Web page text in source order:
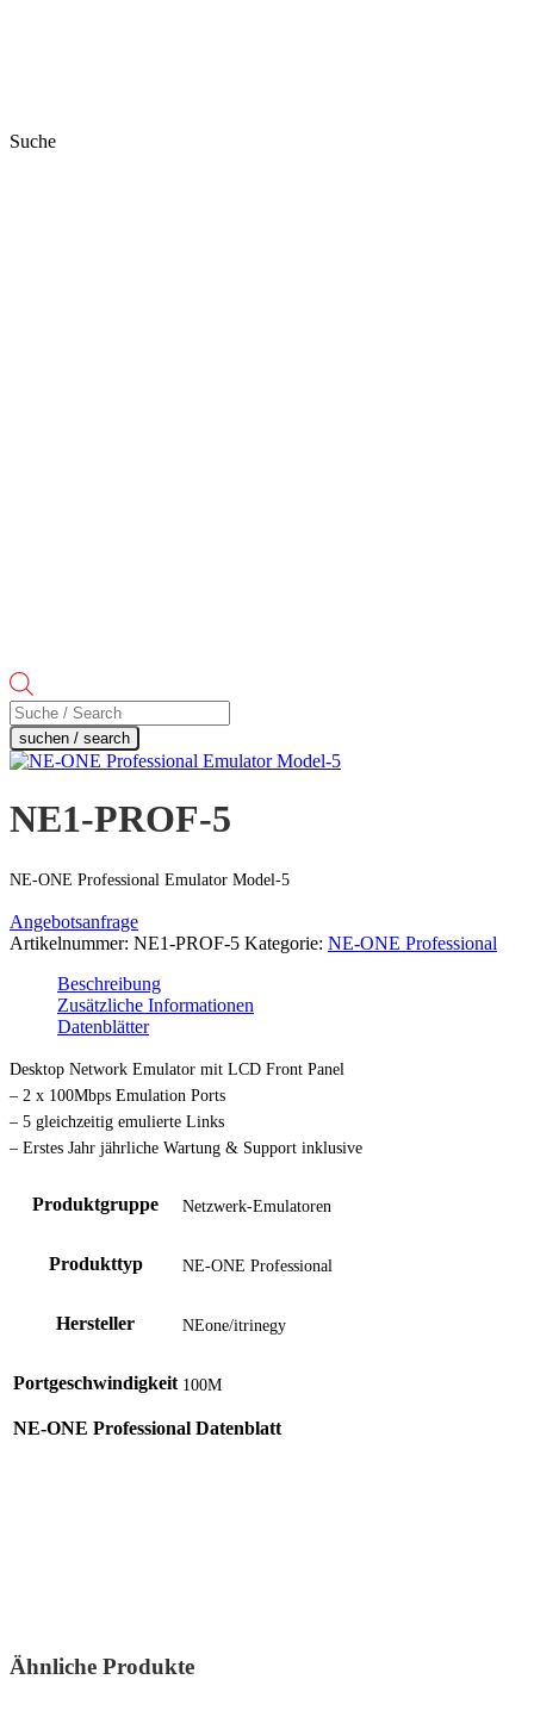
Suche
Products
search
suchen / search
NE1-PROF-5
NE-ONE Professional Emulator Model-5
Angebotsanfrage
Artikelnummer: NE1-PROF-5 Kategorie: NE-ONE Professional
Beschreibung
Zusätzliche Informationen
Datenblätter
Desktop Network Emulator mit LCD Front Panel
– 2 x 100Mbps Emulation Ports
– 5 gleichzeitig emulierte Links
– Erstes Jahr jährliche Wartung & Support inklusive
Produktgruppe Netzwerk-Emulatoren
Produkttyp NE-ONE Professional
Hersteller NEone/itrinegy
Portgeschwindigkeit 100M
NE-ONE Professional Datenblatt
Ähnliche Produkte